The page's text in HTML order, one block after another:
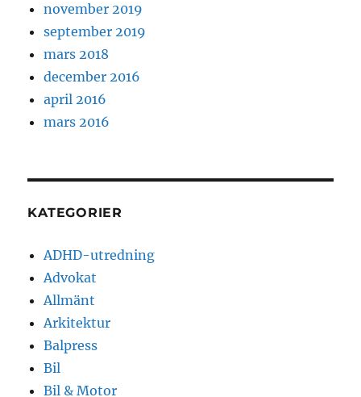
november 2019
september 2019
mars 2018
december 2016
april 2016
mars 2016
KATEGORIER
ADHD-utredning
Advokat
Allmänt
Arkitektur
Balpress
Bil
Bil & Motor